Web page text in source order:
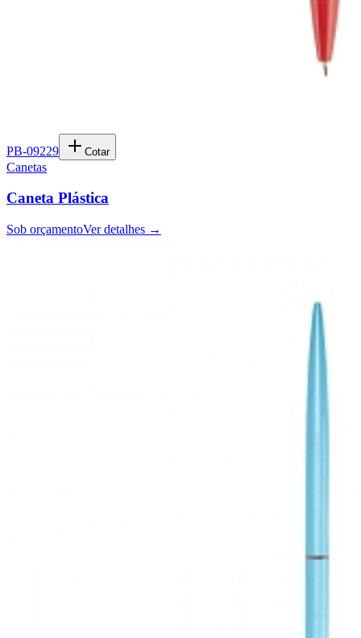
PB-09229 Cotar
Canetas
Caneta Plástica
Sob orçamentoVer detalhes →